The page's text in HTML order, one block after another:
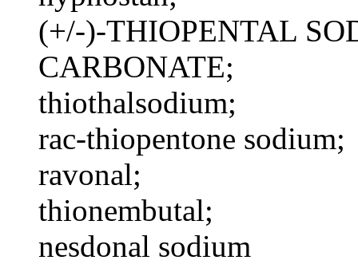
(+/-)-THIOPENTAL
CARBONATE;
thiothalsodium;
rac-thiopentone sodium;
ravonal;
thionembutal;
nesdonal sodium